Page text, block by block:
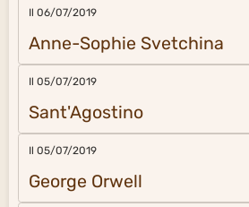
Il 06/07/2019
Anne-Sophie Svetchina
Il 05/07/2019
Sant'Agostino
Il 05/07/2019
George Orwell